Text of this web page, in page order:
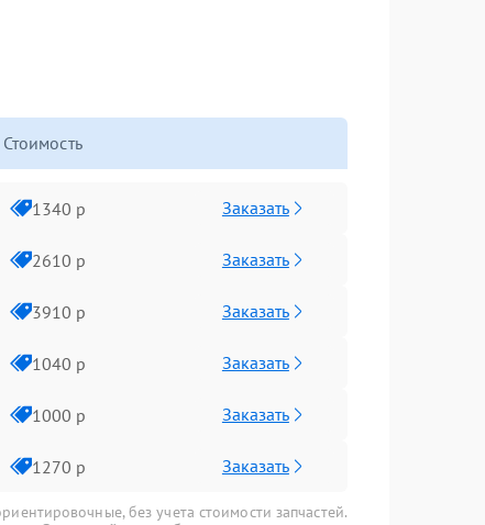
Стоимость
1340 р Заказать
2610 р Заказать
3910 р Заказать
1040 р Заказать
1000 р Заказать
1270 р Заказать
без учета стоимости запчастей.